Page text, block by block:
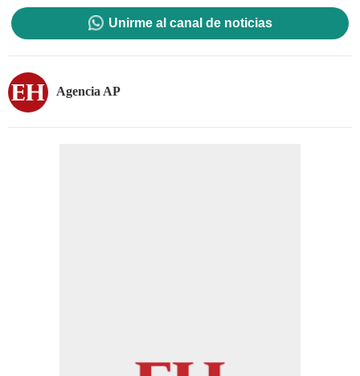
Unirme al canal de noticias
Agencia AP